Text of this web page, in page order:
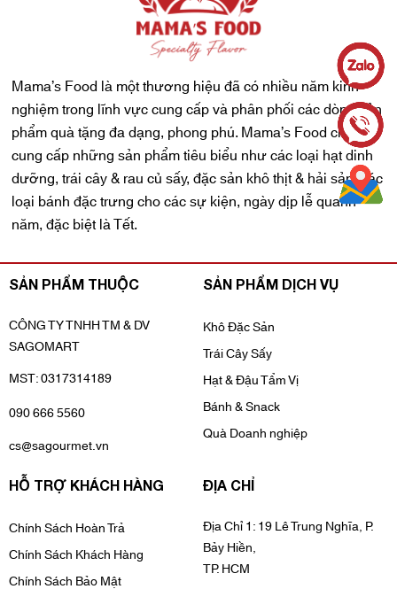
Mama’s Food là một thương hiệu đã có nhiều năm kinh
nghiệm trong lĩnh vực cung cấp và phân phối các dòng sản
phẩm quà tặng đa dạng, phong phú. Mama’s Food chuyên
cung cấp những sản phẩm tiêu biểu như các loại hạt dinh
dưỡng, trái cây & rau củ sấy, đặc sản khô thịt & hải sản, các
loại bánh đặc trưng cho các sự kiện, ngày dịp lễ quanh
năm, đặc biệt là Tết.
SẢN PHẨM THUỘC
CÔNG TY TNHH TM & DV
SAGOMART
MST: 0317314189
090 666 5560
cs@sagourmet.vn
SẢN PHẨM DỊCH VỤ
Khô Đặc Sản
Trái Cây Sấy
Hạt & Đậu Tẩm Vị
Bánh & Snack
Quà Doanh nghiệp
HỖ TRỢ KHÁCH HÀNG
Chính Sách Hoàn Trả
Chính Sách Khách Hàng
Chính Sách Bảo Mật
ĐỊA CHỈ
Địa Chỉ 1: 19 Lê Trung Nghĩa, P.
Bảy Hiền,
TP. HCM